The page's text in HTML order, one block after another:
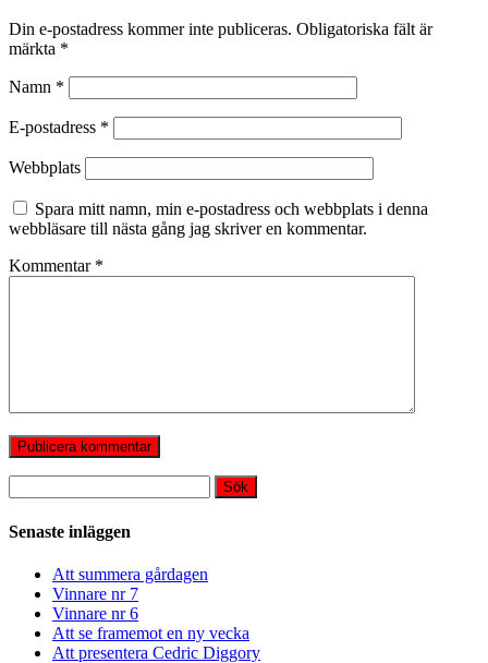
Din e-postadress kommer inte publiceras. Obligatoriska fält är
märkta *
Namn *
E-postadress *
Webbplats
Spara mitt namn, min e-postadress och webbplats i denna
webbläsare till nästa gång jag skriver en kommentar.
Kommentar *
efter:
Senaste inläggen
Att summera gårdagen
Vinnare nr 7
Vinnare nr 6
Att se framemot en ny vecka
Att presentera Cedric Diggory